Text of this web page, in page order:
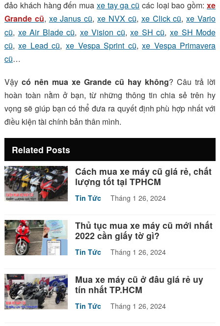
đảo khách hàng đến mua xe tay ga cũ các loại bao gồm:xe
Grande cũ, xe Janus cũ, xe NVX cũ, xe Click cũ,xe Vario
cũ, xe Air Blade cũ, xe Vision cũ,xe SH cũ, xe SH Mode
cũ,xe Lead cũ, xe Vespa Sprint cũ,xe Vespa Primavera
cũ…
Vậy có nên mua xe Grande cũ hay không? Câu trả lời
hoàn toàn nằm ở bạn, từ những thông tin chia sẻ trên hy
vọng sẽ giúp bạn có thể đưa ra quyết định phù hợp nhất với
điều kiện tài chính bản thân mình.
Related Posts
Cách mua xe máy cũ giá rẻ, chất
lượng tốt tại TPHCM
Tin Tức Tháng 1 26, 2024
Thủ tục mua xe máy cũ mới nhất
2022 cần giấy tờ gì?
Tin Tức Tháng 1 26, 2024
Mua xe máy cũ ở đâu giá rẻ uy
tín nhất TP.HCM
Tin Tức Tháng 1 26, 2024